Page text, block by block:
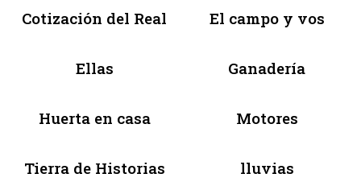
Cotización del Real El campo y vos
Ellas Ganadería
Huerta en casa Motores
Tierra de Historias lluvias